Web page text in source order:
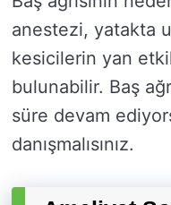
anestezi, yatakta
kesicilerin yan
bulunabilir. Baş
süre devam
danışmalısınız.